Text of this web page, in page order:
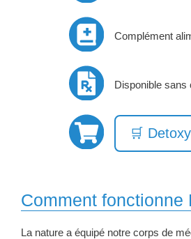
Complément
Disponible sans
🛒
Comment fonctionne
La nature a équipé notre corps de